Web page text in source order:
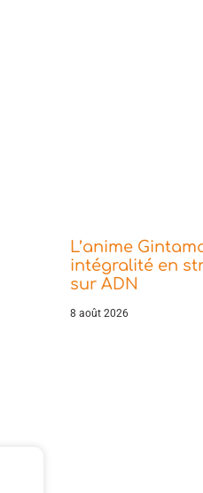
L’anime
intégralité en
sur ADN
8 août 2026